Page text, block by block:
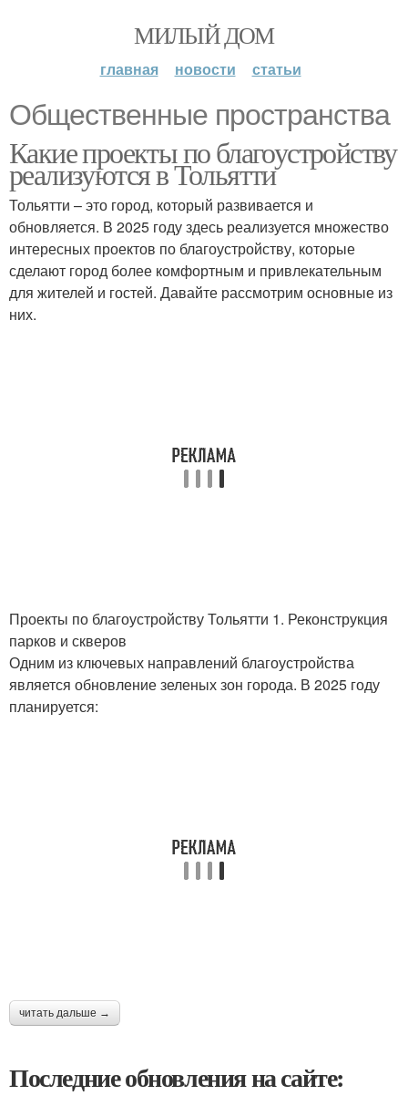
МИЛЫЙ ДОМ
главная новости статьи
Общественные пространства
Какие проекты по благоустройству
реализуются в Тольятти
Тольятти – это город, который развивается и
обновляется. В 2025 году здесь реализуется множество
интересных проектов по благоустройству, которые
сделают город более комфортным и привлекательным
для жителей и гостей. Давайте рассмотрим основные из
них.
Проекты по благоустройству Тольятти 1. Реконструкция
парков и скверов
Одним из ключевых направлений благоустройства
является обновление зеленых зон города. В 2025 году
планируется:
читать дальше →
Последние обновления на сайте: